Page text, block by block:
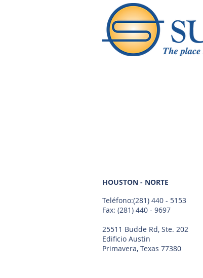
HOUSTON - NORTE
Teléfono:(281) 440 - 5153
Fax: (281) 440 - 9697
25511 Budde Rd, Ste. 202
Edificio Austin
Primavera, Texas 77380